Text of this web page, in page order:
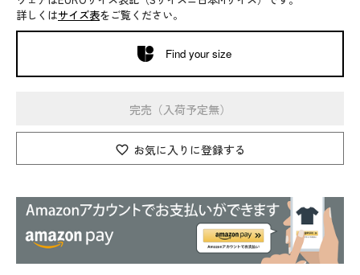
詳しくはサイズ表をご覧ください。
Find your size
完売（入荷予定無）
お気に入りに登録する